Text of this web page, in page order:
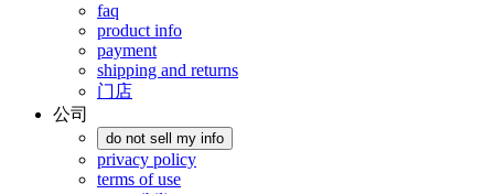
faq
product info
payment
shipping and returns
门店
公司
do not sell my info
privacy policy
terms of use